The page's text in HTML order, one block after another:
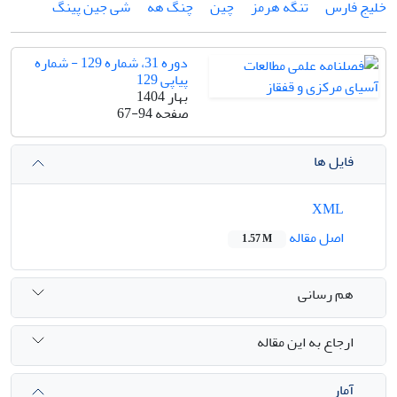
خلیج فارس تنگه هرمز چین چنگ هه شی جین پینگ
دوره 31، شماره 129 - شماره
پیاپی 129
بهار 1404
صفحه67-94
فایل ها
اصل مقاله
1.57 M
هم رسانی
ارجاع به این مقاله
آمار